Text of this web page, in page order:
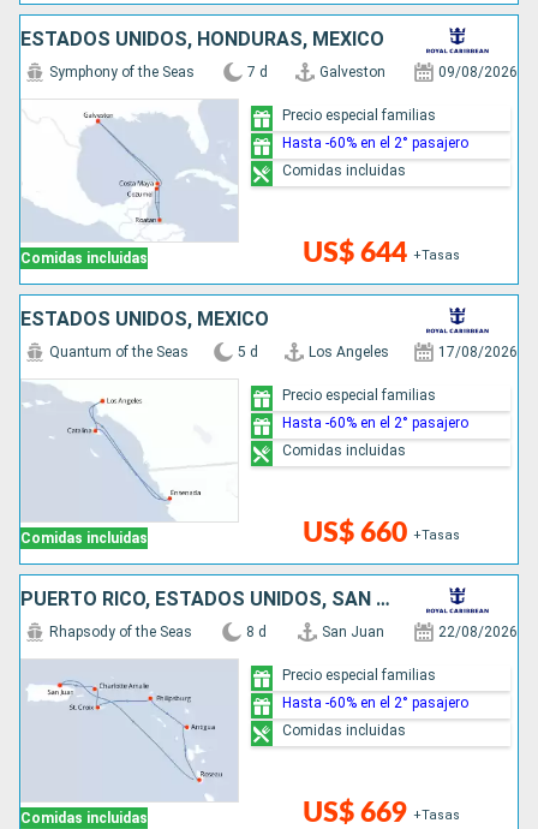
ESTADOS UNIDOS, HONDURAS, MÉXICO
Comidas incluidas
Symphony of the Seas 7 d Galveston 09/08/2026
US$ 644 +Tasas
Precio especial familias
Hasta -60% en el 2° pasajero
Comidas incluidas
ESTADOS UNIDOS, MÉXICO
Comidas incluidas
Quantum of the Seas 5 d Los Angeles 17/08/2026
US$ 660 +Tasas
Precio especial familias
Hasta -60% en el 2° pasajero
Comidas incluidas
PUERTO RICO, ESTADOS UNIDOS, SAN MARTÍN, ANTIGUA Y BARBUDA, DOMINICA
Comidas incluidas
Rhapsody of the Seas 8 d San Juan 22/08/2026
US$ 669 +Tasas
Precio especial familias
Hasta -60% en el 2° pasajero
Comidas incluidas